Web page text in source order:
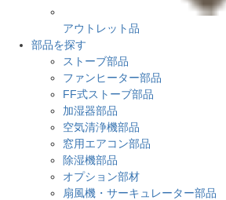
アウトレット品
部品を探す
ストーブ部品
ファンヒーター部品
FF式ストーブ部品
加湿器部品
空気清浄機部品
窓用エアコン部品
除湿機部品
オプション部材
扇風機・サーキュレーター部品